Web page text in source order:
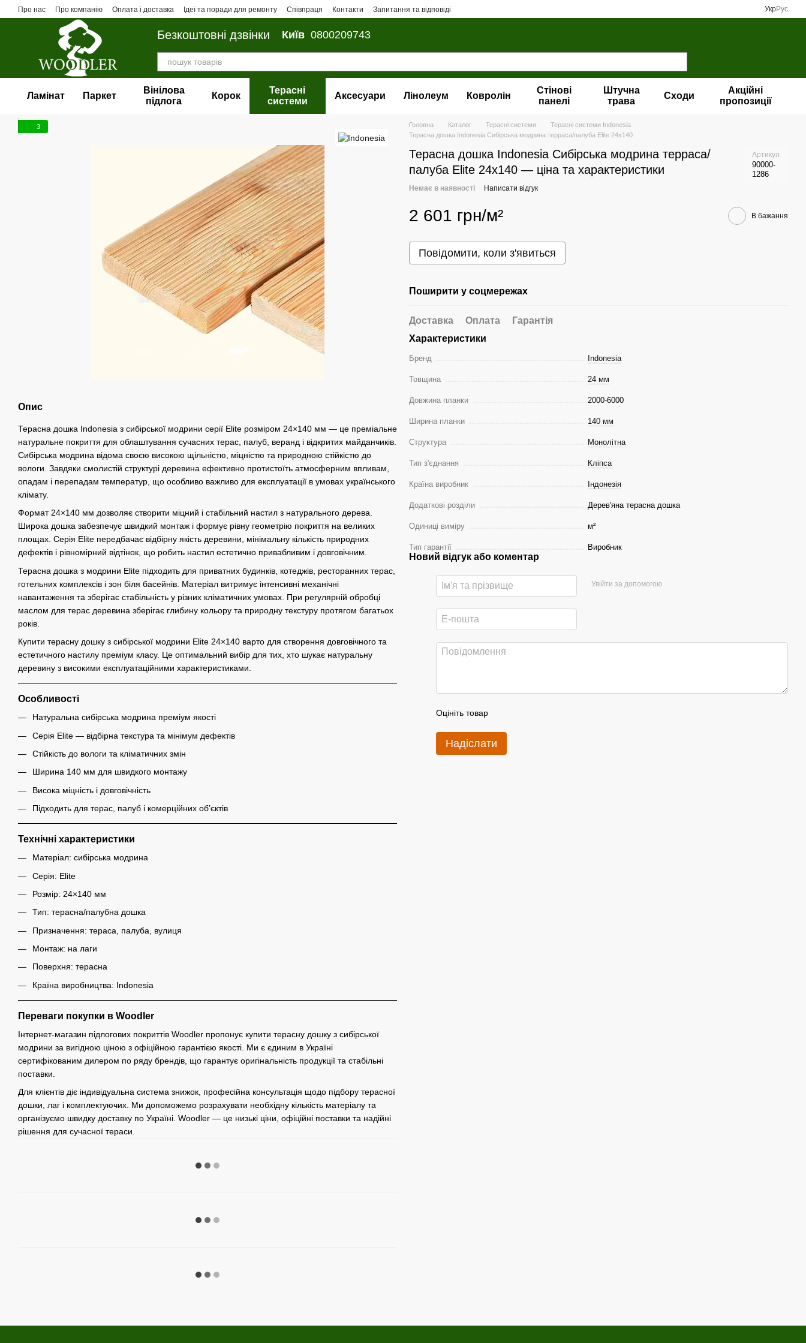
Перейти до основного контенту
Про нас Про компанію Оплата і доставка Ідеї та поради для ремонту Співпраця Контакти Запитання та відповіді УкрРус
Безкоштовні дзвінки Київ 0800209743
Ламінат Паркет
Вінілова
пiдлога
Корок
Терасні
системи
Аксесуари Лінолеум Ковролін
Стінові
панелі
Штучна
трава
Сходи
Акційні
пропозиції
3
Опис
Терасна дошка Indonesia з сибірської модрини серії Elite розміром 24×140 мм — це преміальне
натуральне покриття для облаштування сучасних терас, палуб, веранд і відкритих майданчиків.
Сибірська модрина відома своєю високою щільністю, міцністю та природною стійкістю до
вологи. Завдяки смолистій структурі деревина ефективно протистоїть атмосферним впливам,
опадам і перепадам температур, що особливо важливо для експлуатації в умовах українського
клімату.
Формат 24×140 мм дозволяє створити міцний і стабільний настил з натурального дерева.
Широка дошка забезпечує швидкий монтаж і формує рівну геометрію покриття на великих
площах. Серія Elite передбачає відбірну якість деревини, мінімальну кількість природних
дефектів і рівномірний відтінок, що робить настил естетично привабливим і довговічним.
Терасна дошка з модрини Elite підходить для приватних будинків, котеджів, ресторанних терас,
готельних комплексів і зон біля басейнів. Матеріал витримує інтенсивні механічні
навантаження та зберігає стабільність у різних кліматичних умовах. При регулярній обробці
маслом для терас деревина зберігає глибину кольору та природну текстуру протягом багатьох
років.
Купити терасну дошку з сибірської модрини Elite 24×140 варто для створення довговічного та
естетичного настилу преміум класу. Це оптимальний вибір для тих, хто шукає натуральну
деревину з високими експлуатаційними характеристиками.
Особливості
Натуральна сибірська модрина преміум якості
Серія Elite — відбірна текстура та мінімум дефектів
Стійкість до вологи та кліматичних змін
Ширина 140 мм для швидкого монтажу
Висока міцність і довговічність
Підходить для терас, палуб і комерційних об’єктів
Технічні характеристики
Матеріал: сибірська модрина
Серія: Elite
Розмір: 24×140 мм
Тип: терасна/палубна дошка
Призначення: тераса, палуба, вулиця
Монтаж: на лаги
Поверхня: терасна
Країна виробництва: Indonesia
Переваги покупки в Woodler
Інтернет-магазин підлогових покриттів Woodler пропонує купити терасну дошку з сибірської
модрини за вигідною ціною з офіційною гарантією якості. Ми є єдиним в Україні
сертифікованим дилером по ряду брендів, що гарантує оригінальність продукції та стабільні
поставки.
Для клієнтів діє індивідуальна система знижок, професійна консультація щодо підбору терасної
дошки, лаг і комплектуючих. Ми допоможемо розрахувати необхідну кількість матеріалу та
організуємо швидку доставку по Україні. Woodler — це низькі ціни, офіційні поставки та надійні
рішення для сучасної тераси.
Головна Каталог Терасні системи
Терасні системи Indonesia
Терасна дошка Indonesia Сибірська модрина терраса/палуба Elite 24х140
Терасна дошка Indonesia Сибірська модрина терраса/
палуба Elite 24х140 — ціна та характеристики
Артикул
90000-
1286
Немає в наявності Написати відгук
2 601 грн/м² В бажання
Повідомити, коли з'явиться
Поширити у соцмережах
Доставка Оплата
Гарантія
Характеристики
Бренд Indonesia
Товщина 24 мм
Довжина планки 2000-6000
Ширина планки 140 мм
Структура Монолітна
Тип з'єднання Кліпса
Країна виробник Індонезія
Додаткові розділи Дерев'яна терасна дошка
Одиниці виміру м²
Тип гарантії Виробник
Новий відгук або коментар
Увійти за допомогою
Оцініть товар
Надіслати